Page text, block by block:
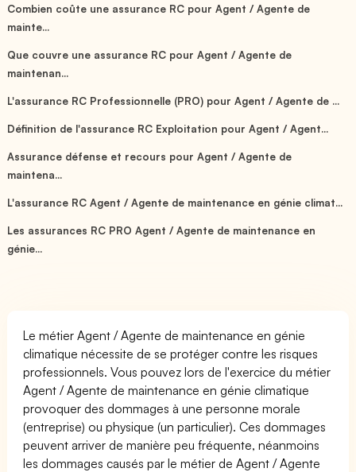
Combien coûte une assurance RC pour Agent / Agente de
mainte...
Que couvre une assurance RC pour Agent / Agente de
maintenan...
L'assurance RC Professionnelle (PRO) pour Agent / Agente de ...
Définition de l'assurance RC Exploitation pour Agent / Agent...
Assurance défense et recours pour Agent / Agente de
maintena...
L'assurance RC Agent / Agente de maintenance en génie climat...
Les assurances RC PRO Agent / Agente de maintenance en
génie...
Le métier Agent / Agente de maintenance en génie
climatique nécessite de se protéger contre les risques
professionnels. Vous pouvez lors de l'exercice du métier
Agent / Agente de maintenance en génie climatique
provoquer des dommages à une personne morale
(entreprise) ou physique (un particulier). Ces dommages
peuvent arriver de manière peu fréquente, néanmoins
les dommages causés par le métier de Agent / Agente